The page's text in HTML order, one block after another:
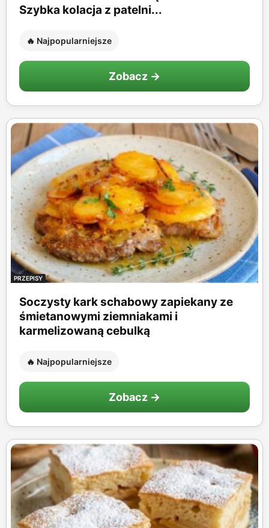
Szybka kolacja z patelni...
🔥 Najpopularniejsze
Zobacz →
PRZEPISY
Soczysty kark schabowy zapiekany ze
śmietanowymi ziemniakami i
karmelizowaną cebulką
🔥 Najpopularniejsze
Zobacz →